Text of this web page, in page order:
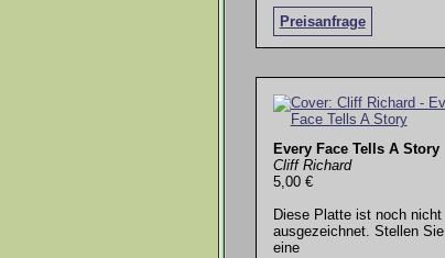
Preisanfrage
Every Face Tells A Story
Cliff Richard
5,00 €
Diese Platte ist noch nicht
ausgezeichnet. Stellen Sie
eine